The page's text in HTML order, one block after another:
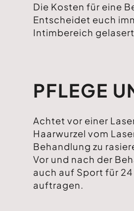
Die Kosten für eine
Entscheidet euch
Intimbereich
PFLEGE
Achtet vor einer
Haarwurzel vom
Behandlung zu
Vor und nach der
auch auf Sport für
auftragen.